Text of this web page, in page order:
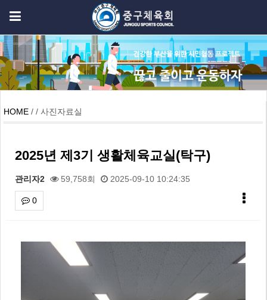
HOME / / 사진자료실
2025년 제3기 생활체육교실(탁구)
관리자2 59,758회 2025-09-10 10:24:35
0